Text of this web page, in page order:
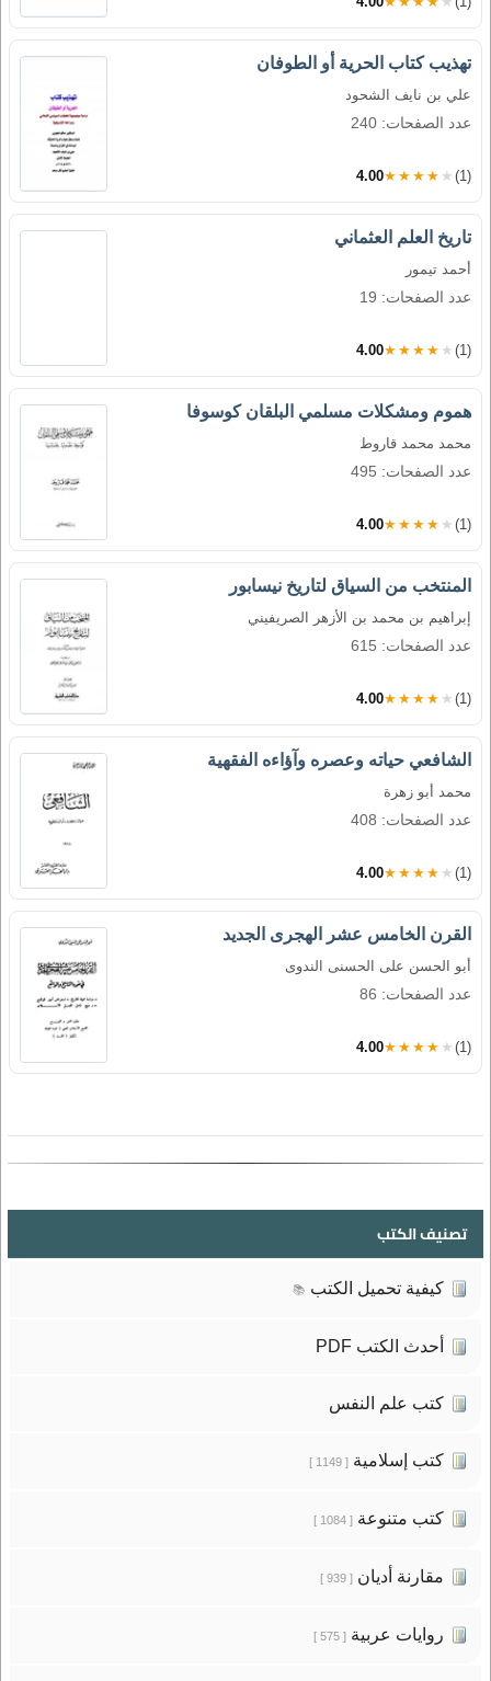
تهذيب كتاب الحرية أو الطوفان
علي بن نايف الشحود
عدد الصفحات: 240
4.00★★★★★ (1)
تاريخ العلم العثماني
أحمد تيمور
عدد الصفحات: 19
4.00★★★★★ (1)
هموم ومشكلات مسلمي البلقان كوسوفا
محمد محمد قاروط
عدد الصفحات: 495
4.00★★★★★ (1)
المنتخب من السياق لتاريخ نيسابور
إبراهيم بن محمد بن الأزهر الصريفيني
عدد الصفحات: 615
4.00★★★★★ (1)
الشافعي حياته وعصره وآؤاءه الفقهية
محمد أبو زهرة
عدد الصفحات: 408
4.00★★★★★ (1)
القرن الخامس عشر الهجرى الجديد
أبو الحسن على الحسنى الندوى
عدد الصفحات: 86
4.00★★★★★ (1)
تصنيف الكتب
كيفية تحميل الكتب 📚
أحدث الكتب PDF
كتب علم النفس
كتب إسلامية[ 1149 ]
كتب متنوعة[ 1084 ]
مقارنة أديان[ 939 ]
روايات عربية[ 575 ]